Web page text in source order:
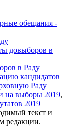
обещания -
довыборов в
в Раду
кандидатов
Раду
на выборы 2019,
2019
текст и
редакции.